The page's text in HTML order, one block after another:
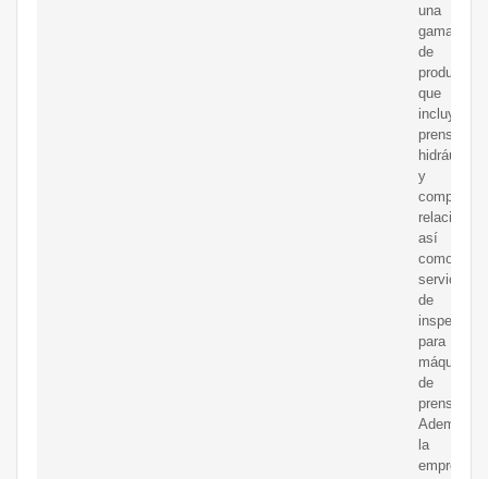
una
gama
de
productos
que
incluye
prensa
hidráulica
y
así
como
servicios
de
inspección
para
máquinas
de
prensado.
Además,
la
empresa